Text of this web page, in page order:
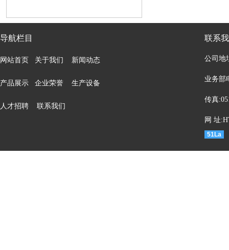
导航栏目
网站首页 关于我们 新闻动态
产品展示 企业荣誉 生产设备
人才招聘 联系我们
联系
公司地
业务部
传真
网 址
51La